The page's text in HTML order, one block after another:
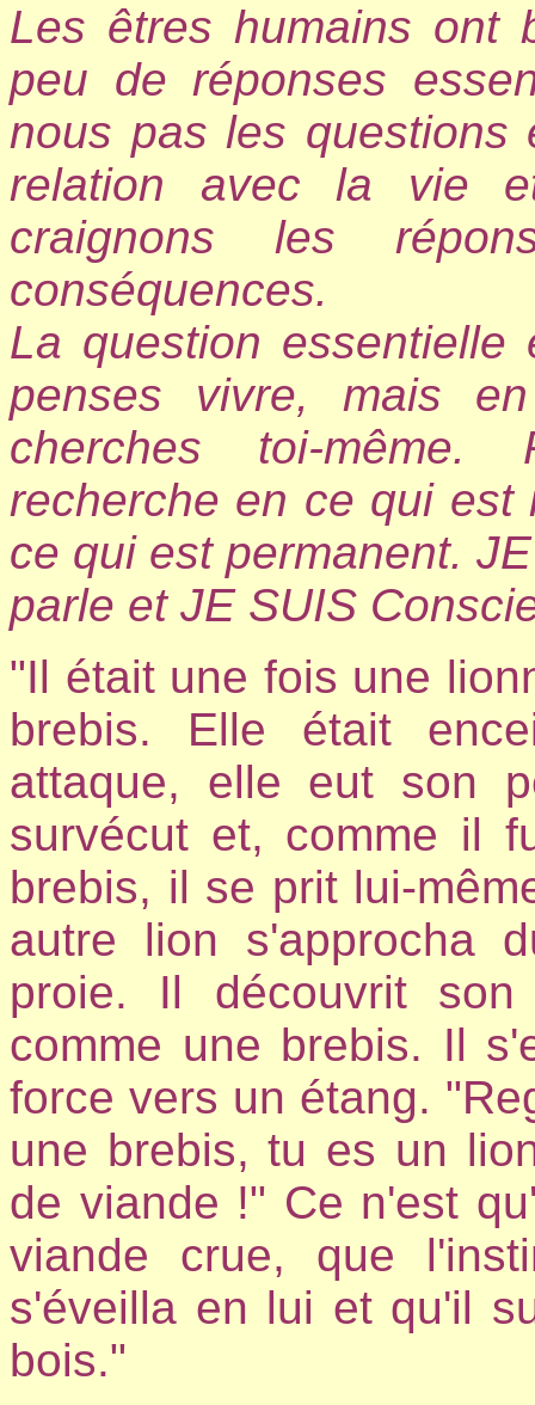
Les êtres humains ont
peu de réponses
nous pas les questions
relation avec la vie
craignons les
conséquences.
La question essentielle
penses vivre, mais
cherches toi-même.
recherche en ce qui est
ce qui est permanent.
parle et JE SUIS
"Il était une fois une
brebis. Elle était
attaque, elle eut son
survécut et, comme il
brebis, il se prit lui-
autre lion s'approcha
proie. Il découvrit
comme une brebis. Il
force vers un étang.
une brebis, tu es un
de viande !" Ce n'est
viande crue, que
s'éveilla en lui et qu'il
bois."